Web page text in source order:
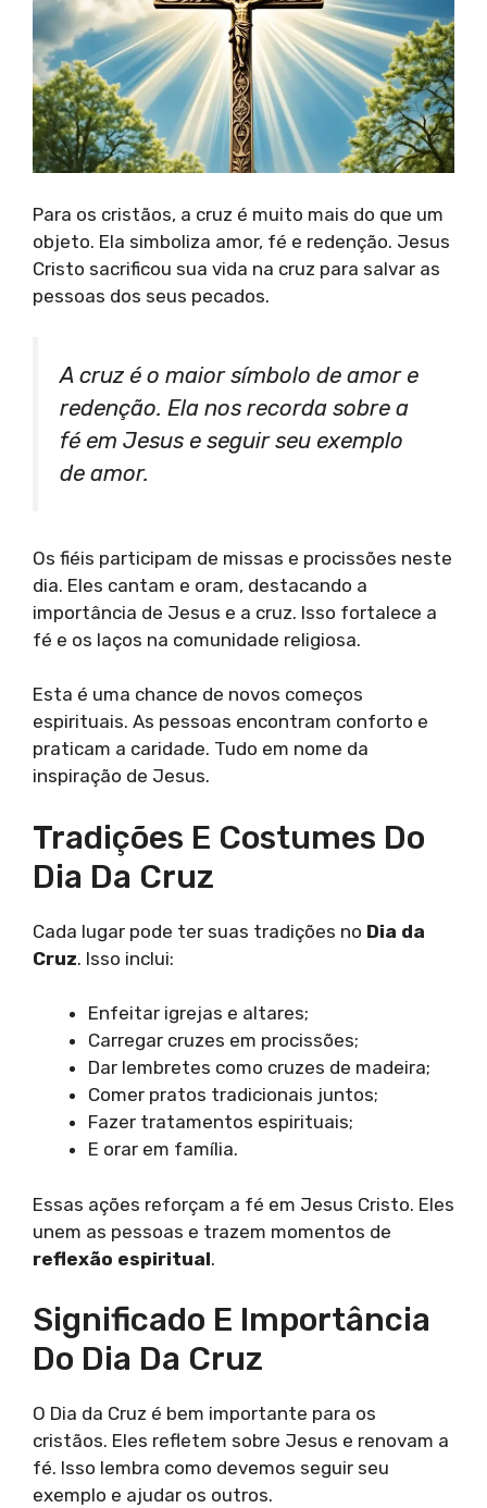
Para os cristãos, a cruz é muito mais do que um
objeto. Ela simboliza amor, fé e redenção. Jesus
Cristo sacrificou sua vida na cruz para salvar as
pessoas dos seus pecados.
A cruz é o maior símbolo de amor e
redenção. Ela nos recorda sobre a
fé em Jesus e seguir seu exemplo
de amor.
Os fiéis participam de missas e procissões neste
dia. Eles cantam e oram, destacando a
importância de Jesus e a cruz. Isso fortalece a
fé e os laços na comunidade religiosa.
Esta é uma chance de novos começos
espirituais. As pessoas encontram conforto e
praticam a caridade. Tudo em nome da
inspiração de Jesus.
Tradições E Costumes Do
Dia Da Cruz
Cada lugar pode ter suas tradições no Dia da
Cruz. Isso inclui:
Enfeitar igrejas e altares;
Carregar cruzes em procissões;
Dar lembretes como cruzes de madeira;
Comer pratos tradicionais juntos;
Fazer tratamentos espirituais;
E orar em família.
Essas ações reforçam a fé em Jesus Cristo. Eles
unem as pessoas e trazem momentos de
reflexão espiritual.
Significado E Importância
Do Dia Da Cruz
O Dia da Cruz é bem importante para os
cristãos. Eles refletem sobre Jesus e renovam a
fé. Isso lembra como devemos seguir seu
exemplo e ajudar os outros.